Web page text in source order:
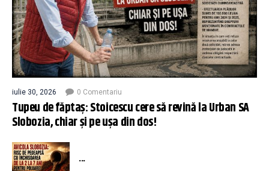
iulie 30, 2026 0 Comentariu
Tupeu de făptaș: Stoicescu cere să revină la Urban SA
Slobozia, chiar și pe ușa din dos!
...